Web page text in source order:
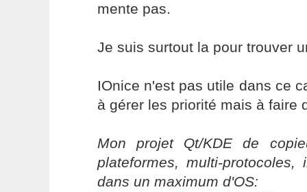
mente pas.
Je suis surtout la pour trouver
IOnice n'est pas utile dans ce
à gérer les priorité mais à faire
Mon projet Qt/KDE de
plateformes, multi-protocoles,
dans un maximum d'OS: